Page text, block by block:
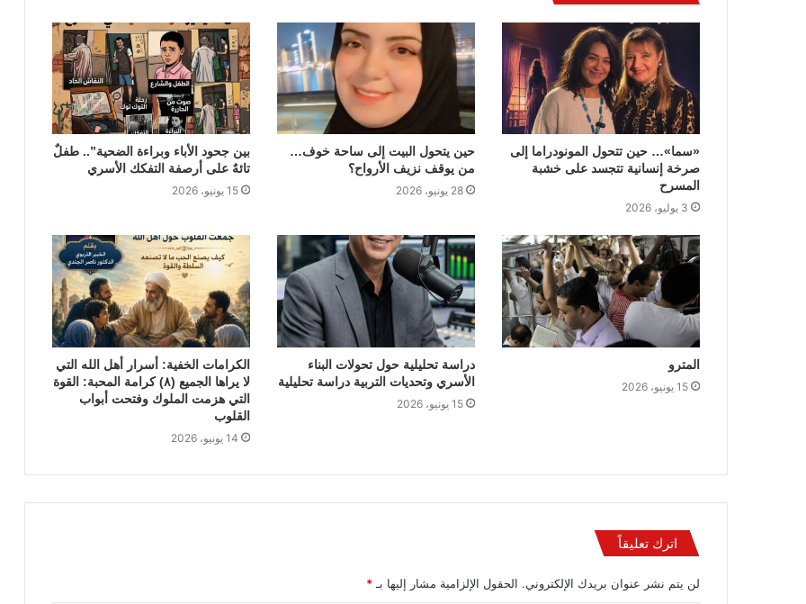
«سما»… حين تتحول المونودراما إلى
صرخة إنسانية تتجسد على خشبة
المسرح
3 يوليو، 2026
حين يتحول البيت إلى ساحة خوف…
من يوقف نزيف الأرواح؟
28 يونيو، 2026
بين جحود الأباء وبراءة الضحية”.. طفلٌ
تائهٌ على أرصفة التفكك الأسري
15 يونيو، 2026
المترو
15 يونيو، 2026
دراسة تحليلية حول تحولات البناء
الأسري وتحديات التربية دراسة تحليلية
15 يونيو، 2026
الكرامات الخفية: أسرار أهل الله التي
لا يراها الجميع (٨) كرامة المحبة: القوة
التي هزمت الملوك وفتحت أبواب
القلوب
14 يونيو، 2026
اترك تعليقاً
لن يتم نشر عنوان بريدك الإلكتروني. الحقول الإلزامية مشار إليها بـ *